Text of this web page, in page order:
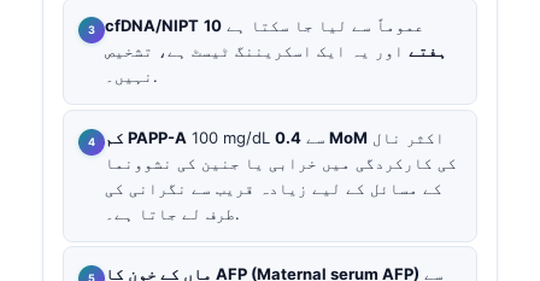
cfDNA/NIPT عموماً سے لیا جا سکتا ہے 10
ہفتے اور یہ ایک اسکریننگ ٹیسٹ ہے، تشخیص
نہیں۔.
کم PAPP-A 100 mg/dL سے 0.4 MoM
کی کارکردگی میں خرابی یا جنین کی نشوونما
کے مسائل کے لیے زیادہ قریب سے نگرانی کی
طرف لے جاتا ہے۔.
ماں کے خون کا AFP (Maternal serum AFP)